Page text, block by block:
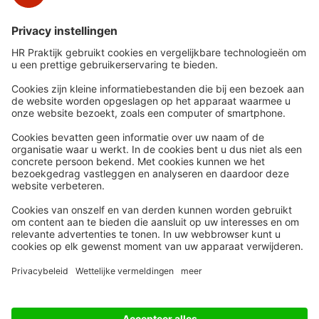
Snel naar
Nieuws
Whitepapers
Webinars
Word lid
Contact
Meer
HR Academy
HR Podcast
CHRO
HR Day
Volg Ons